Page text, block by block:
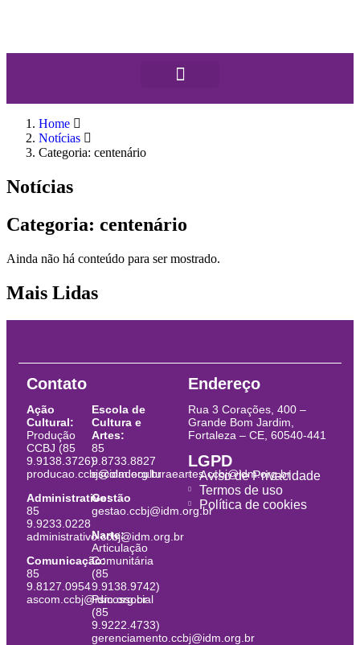
Home
Notícias
Categoria: centenário
Notícias
Categoria: centenário
Ainda não há conteúdo para ser mostrado.
Mais Lidas
Contato
Ação
Cultural:
Produção
CCBJ (85
9.9138.3726)
producao.ccbj@idm.org.br
Administrativo:
85
9.9233.0228
administrativo.ccbj@idm.org.br
Comunicação:
85
9.8127.0954
ascom.ccbj@idm.org.br
Escola de
Cultura e
Artes:
85
9.8733.8827
escoladeculturaeartes.ccbj@idm.org.br
Gestão
gestao.ccbj@idm.org.br
Narte:
Articulação
Comunitária
(85
9.9138.9742)
Psicossocial
(85
9.9222.4733)
gerenciamento.ccbj@idm.org.br
Endereço
Rua 3 Corações, 400 –
Grande Bom Jardim,
Fortaleza – CE, 60540-441
LGPD
Aviso de Privacidade
Termos de uso
Política de cookies